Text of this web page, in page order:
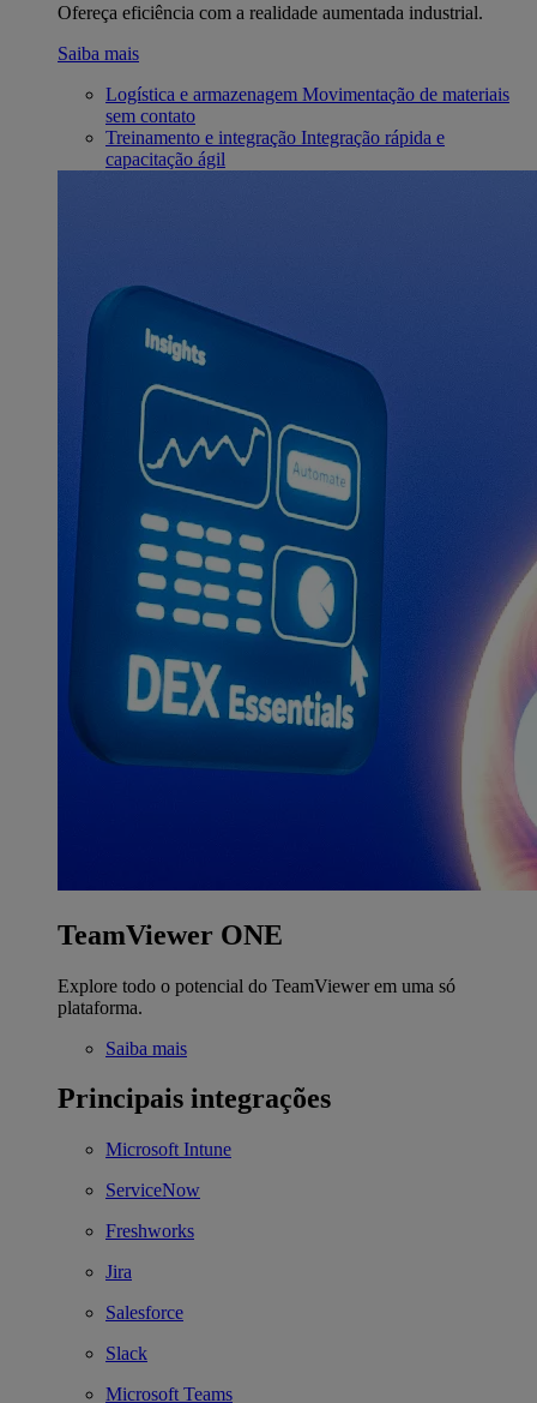
Ofereça eficiência com a realidade aumentada industrial.
Saiba mais
Logística e armazenagem Movimentação de materiais
sem contato
Treinamento e integração Integração rápida e
capacitação ágil
TeamViewer ONE
Explore todo o potencial do TeamViewer em uma só
plataforma.
Saiba mais
Principais integrações
Microsoft Intune
ServiceNow
Freshworks
Jira
Salesforce
Slack
Microsoft Teams